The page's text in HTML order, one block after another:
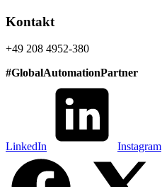
Kontakt
+49 208 4952-380
#GlobalAutomationPartner
LinkedIn Instagram